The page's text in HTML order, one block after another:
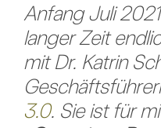
Anfang Juli
langer Zeit
mit Dr. Katrin
3.0. Sie ist für